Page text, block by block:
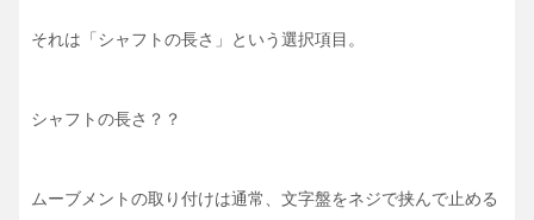
それは「シャフトの長さ」という選択項目。
シャフトの長さ？？
ムーブメントの取り付けは通常、文字盤をネジで挟んで止める